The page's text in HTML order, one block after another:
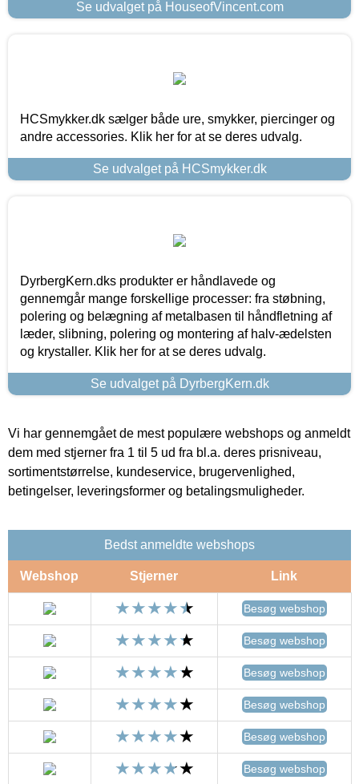
Se udvalget på HouseofVincent.com
HCSmykker.dk sælger både ure, smykker, piercinger og
andre accessories. Klik her for at se deres udvalg.
Se udvalget på HCSmykker.dk
DyrbergKern.dks produkter er håndlavede og
gennemgår mange forskellige processer: fra støbning,
polering og belægning af metalbasen til håndfletning af
læder, slibning, polering og montering af halv-ædelsten
og krystaller. Klik her for at se deres udvalg.
Se udvalget på DyrbergKern.dk
Vi har gennemgået de mest populære webshops og anmeldt
dem med stjerner fra 1 til 5 ud fra bl.a. deres prisniveau,
sortimentstørrelse, kundeservice, brugervenlighed,
betingelser, leveringsformer og betalingsmuligheder.
Bedst anmeldte webshops
Webshop Stjerner Link
Besøg webshop
Besøg webshop
Besøg webshop
Besøg webshop
Besøg webshop
Besøg webshop